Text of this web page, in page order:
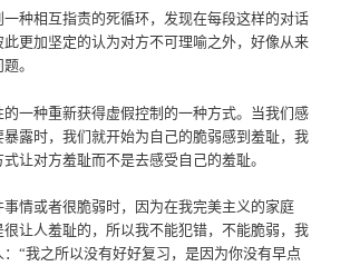
种相互指责的死循环，发现在每段这样的对话
更加坚定的认为对方不可理喻之外，好像从来
。
一种重新获得虚假控制的一种方式。当我们感
暴露时，我们就开始为自己的脆弱感到羞耻，我
让对方羞耻而不是去感受自己的羞耻。
事情或者很脆弱时，因为在我完美主义的家庭
很让人羞耻的，所以我不能犯错，不能脆弱，我
“我之所以没有好好复习，是因为你没有早点